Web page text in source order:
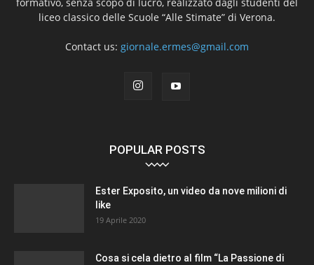
liceo classico delle Scuole “Alle Stimate” di Verona.
Contact us: giornale.ermes@gmail.com
POPULAR POSTS
Ester Exposito, un video da nove milioni di
like
19 Aprile 2020
Cosa si cela dietro al film “La Passione di